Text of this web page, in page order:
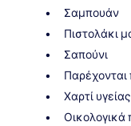
Σαμπουάν
Πιστολάκι
Σαπούνι
Παρέχονται
Χαρτί υγείας
Οικολογικά